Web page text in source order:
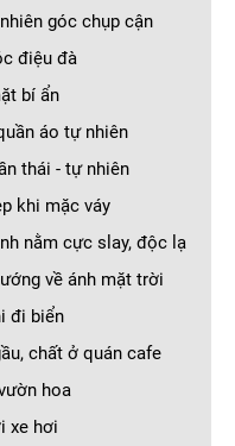
góc chụp cận
điệu đà
bí ẩn
áo tự nhiên
thái - tự nhiên
khi mặc váy
nằm cực slay, độc lạ
về ánh mặt trời
đi biển
chất ở quán cafe
hoa
xe hơi